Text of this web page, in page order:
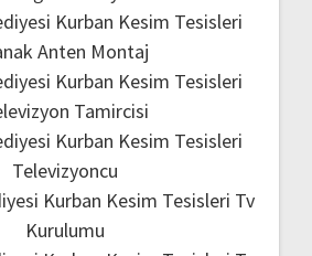
Kurban Kesim Tesisleri
Anten Montaj
Kurban Kesim Tesisleri
Tamircisi
Kurban Kesim Tesisleri
Televizyoncu
Kurban Kesim Tesisleri Tv
Kurulumu